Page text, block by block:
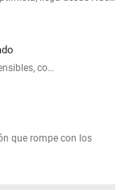
co…
que rompe con los